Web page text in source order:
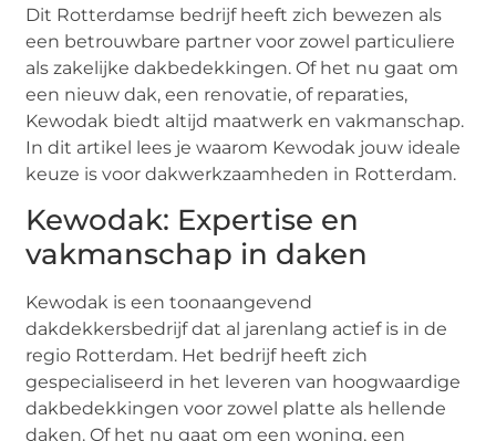
Dit Rotterdamse bedrijf heeft zich bewezen als
een betrouwbare partner voor zowel particuliere
als zakelijke dakbedekkingen. Of het nu gaat om
een nieuw dak, een renovatie, of reparaties,
Kewodak biedt altijd maatwerk en vakmanschap.
In dit artikel lees je waarom Kewodak jouw ideale
keuze is voor dakwerkzaamheden in Rotterdam.
Kewodak: Expertise en
vakmanschap in daken
Kewodak is een toonaangevend
dakdekkersbedrijf dat al jarenlang actief is in de
regio Rotterdam. Het bedrijf heeft zich
gespecialiseerd in het leveren van hoogwaardige
dakbedekkingen voor zowel platte als hellende
daken. Of het nu gaat om een woning, een